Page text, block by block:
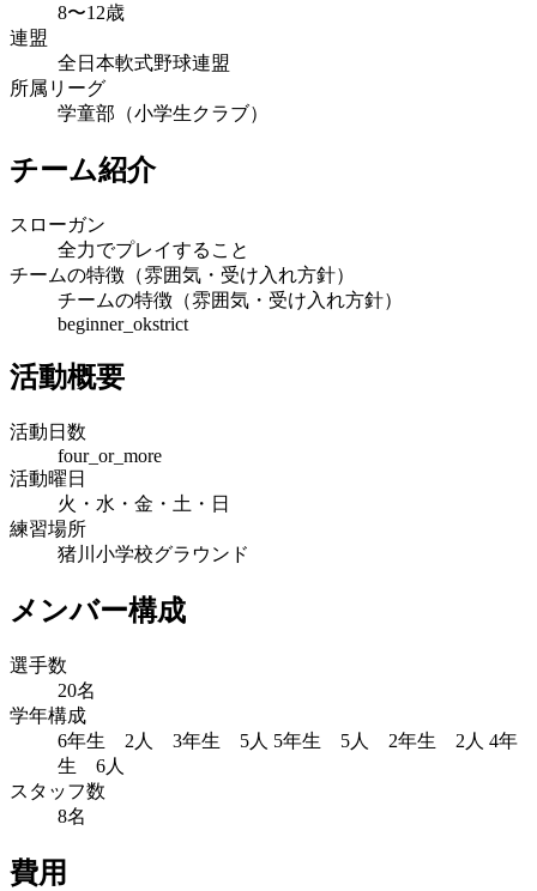
8〜12歳
連盟
全日本軟式野球連盟
所属リーグ
学童部（小学生クラブ）
チーム紹介
スローガン
全力でプレイすること
チームの特徴（雰囲気・受け入れ方針）
チームの特徴（雰囲気・受け入れ方針）
beginner_okstrict
活動概要
活動日数
four_or_more
活動曜日
火・水・金・土・日
練習場所
猪川小学校グラウンド
メンバー構成
選手数
20名
学年構成
6年生 2人 3年生 5人 5年生 5人 2年生 2人 4年
生 6人
スタッフ数
8名
費用